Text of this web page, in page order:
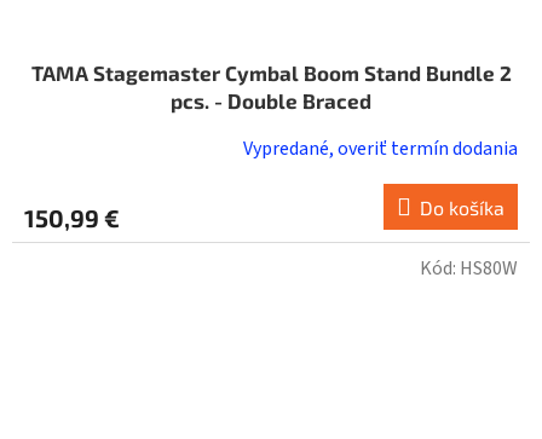
TAMA Stagemaster Cymbal Boom Stand Bundle 2
pcs. - Double Braced
Vypredané, overiť termín dodania
150,99 € Do košíka
Kód: HS80W